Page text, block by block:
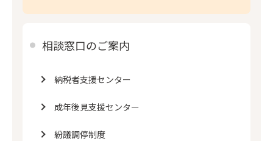
相談窓口のご案内
納税者支援センター
成年後見支援センター
紛議調停制度